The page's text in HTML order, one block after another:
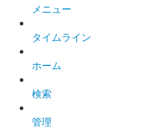
メニュー
タイムライン
ホーム
検索
管理